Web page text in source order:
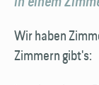
Wir haben
Zimmern gibt's: